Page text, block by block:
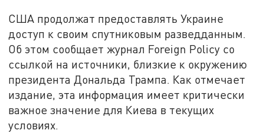
США продолжат предоставлять Украине
доступ к своим спутниковым разведданным.
Об этом сообщает журнал Foreign Policy со
ссылкой на источники, близкие к окружению
президента Дональда Трампа. Как отмечает
издание, эта информация имеет критически
важное значение для Киева в текущих
условиях.